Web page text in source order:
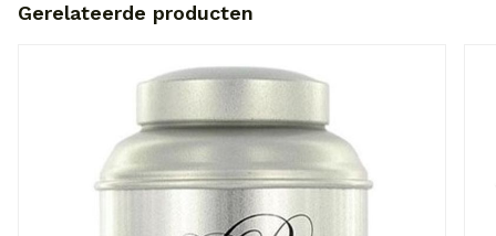
Gerelateerde producten